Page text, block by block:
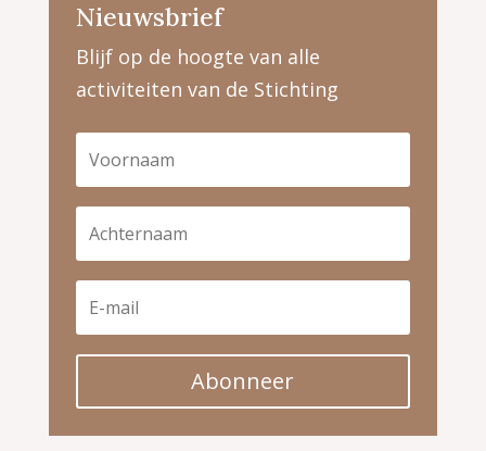
Nieuwsbrief
Blijf op de hoogte van alle
activiteiten van de Stichting
Abonneer